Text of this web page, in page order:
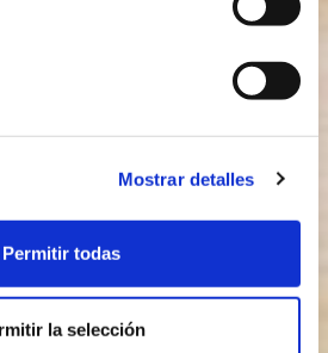
Mostrar detalles
Permitir todas
la selección